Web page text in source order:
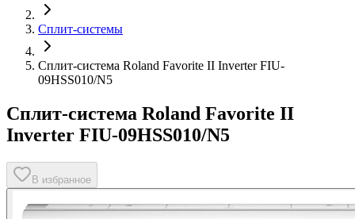
Сплит-системы
Сплит-система Roland Favorite II Inverter FIU-
09HSS010/N5
Сплит-система Roland Favorite II
Inverter FIU-09HSS010/N5
В избранное